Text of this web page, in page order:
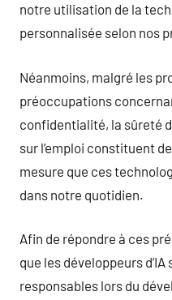
notre utilisation de la
personnalisée selon nos
Néanmoins, malgré les
préoccupations
confidentialité, la sûreté
sur l’emploi constituent
mesure que ces
dans notre quotidien.
Afin de répondre à ces
que les développeurs
responsables lors du